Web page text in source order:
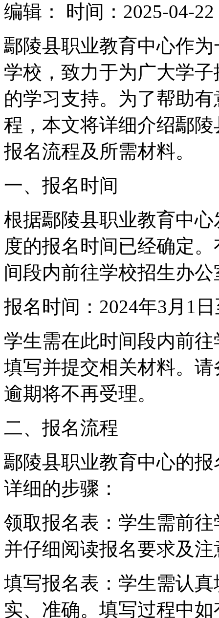
编辑：
时间：2025-04-22
鄢陵县职业教育中心作
学校，致力于为广大学
的学习支持。为了帮助
程，本文将详细介绍鄢
报名流程及所需材料。
一、报名时间
根据鄢陵县职业教育中
度的报名时间已经确定
间段内前往学校招生办
报名时间：2024年3月1
学生需在此时间段内前
填写并提交相关材料。
逾期将不再受理。
二、报名流程
鄢陵县职业教育中心的
详细的步骤：
领取报名表：学生需前
并仔细阅读报名要求及
填写报名表：学生需认
实、准确。填写过程中